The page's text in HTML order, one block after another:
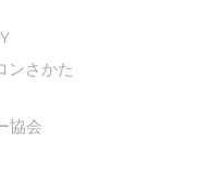
ンさかた
協会